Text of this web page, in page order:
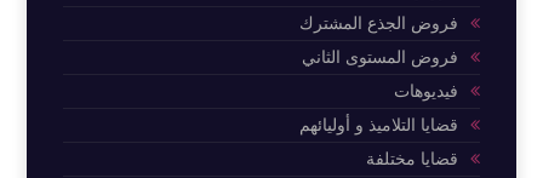
فروض الجذع المشترك
فروض المستوى الثاني
فيديوهات
قضايا التلاميذ و أوليائهم
قضايا مختلفة